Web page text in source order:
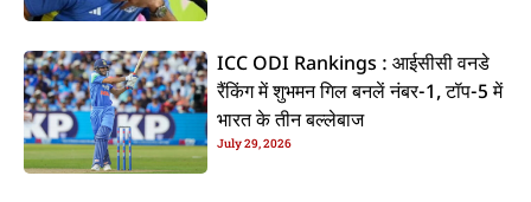
ICC ODI Rankings : आईसीसी वनडे
रैंकिंग में शुभमन गिल बनलें नंबर-1, टॉप-5 में
भारत के तीन बल्लेबाज
July 29, 2026